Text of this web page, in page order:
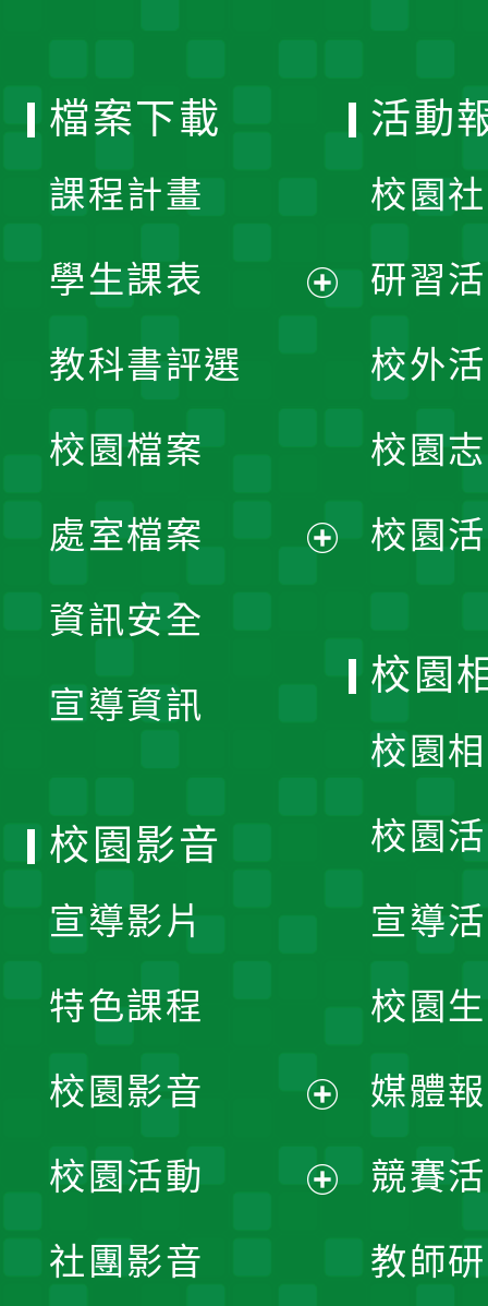
檔案下載
課程計畫
學生課表
單
教科書評選
校園檔案
處室檔案
資訊安全
宣導資訊
活動
校園
研習
校外
校園
校園
校園
校園
校園
宣導
校園
媒體
競賽
教師
校園影音
宣導影片
特色課程
校園影音
開
校園活動
社團影音